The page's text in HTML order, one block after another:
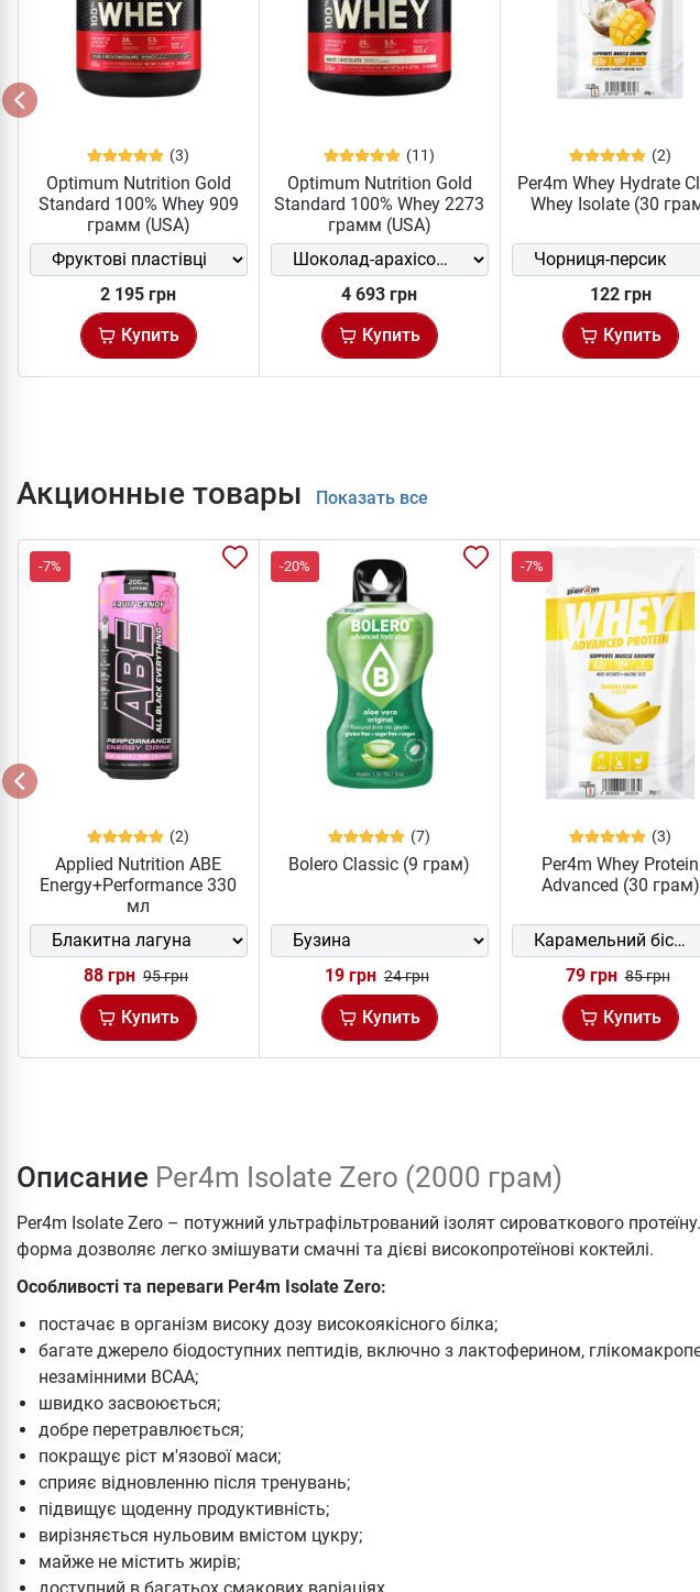
(3)
Optimum Nutrition Gold
Standard 100% Whey 909
грамм (USA)
2 195 грн
Купить
(11)
Optimum Nutrition Gold
Standard 100% Whey 2273
грамм (USA)
4 693 грн
Купить
(2)
Per4m Whey Hydrate
Whey Isolate (30
122 грн
Купить
Акционные товары Показать все
-7%
(2)
Applied Nutrition ABE
Energy+Performance 330
мл
88 грн 95 грн
Купить
-20%
(7)
Bolero Classic (9 грам)
19 грн 24 грн
Купить
-7%
(3)
Per4m Whey Protein
Advanced (30 грам)
79 грн 85 грн
Купить
Описание Per4m Isolate Zero (2000 грам)
Per4m Isolate Zero – потужний ультрафільтрований ізолят сироваткового
форма дозволяє легко змішувати смачні та дієві високопротеїнові коктейлі.
Особливості та переваги Per4m Isolate Zero:
постачає в організм високу дозу високоякісного білка;
багате джерело біодоступних пептидів, включно з лактоферином,
незамінними BCAA;
швидко засвоюється;
добре перетравлюється;
покращує ріст м'язової маси;
сприяє відновленню після тренувань;
підвищує щоденну продуктивність;
вирізняється нульовим вмістом цукру;
майже не містить жирів;
доступний в багатьох смакових варіаціях.